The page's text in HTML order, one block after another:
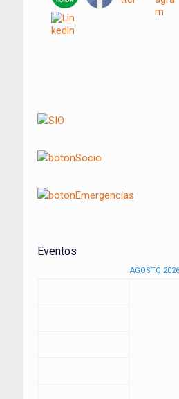
entradas
Eventos
AGOSTO 2026